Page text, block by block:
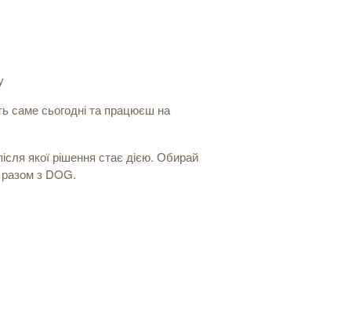
саме сьогодні та працюєш на
якої рішення стає дією. Обирай
з DOG.